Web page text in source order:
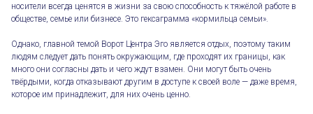
носители всегда ценятся в жизни за свою способность к тяжёлой работе в
обществе, семье или бизнесе. Это гексаграмма «кормильца семьи».
Однако, главной темой Ворот Центра Эго является отдых, поэтому таким
людям следует дать понять окружающим, где проходят их границы, как
много они согласны дать и чего ждут взамен. Они могут быть очень
твёрдыми, когда отказывают другим в доступе к своей воле — даже время,
которое им принадлежит, для них очень ценно.